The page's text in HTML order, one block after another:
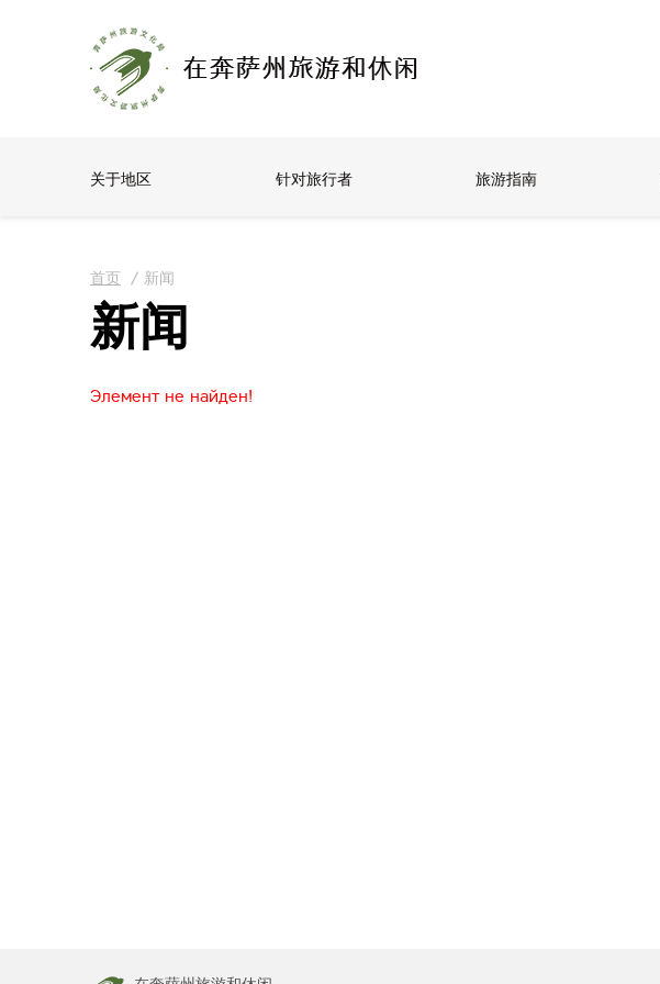
关于地区 针对旅行者 旅游指南
首页 / 新闻
新闻
Элемент не найден!